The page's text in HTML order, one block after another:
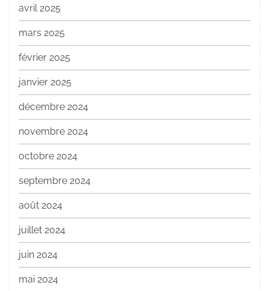
avril 2025
mars 2025
février 2025
janvier 2025
décembre 2024
novembre 2024
octobre 2024
septembre 2024
août 2024
juillet 2024
juin 2024
mai 2024